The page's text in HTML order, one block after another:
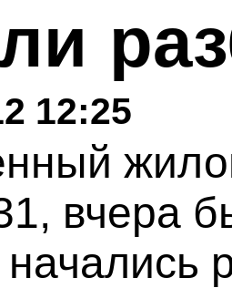
12:25
вчера
начались